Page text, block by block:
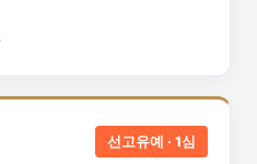
선고유예 · 1심